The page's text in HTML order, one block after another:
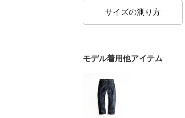
サイズの測り方
モデル着用他アイテム